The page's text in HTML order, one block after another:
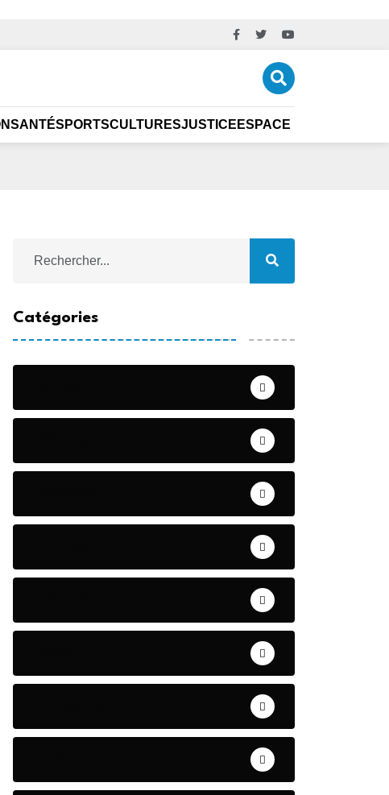
SANTÉSPORTSCULTURESJUSTICE ESPACE ÉCO
Catégories